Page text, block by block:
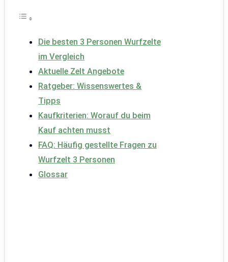
Die besten 3 Personen Wurfzelte
im Vergleich
Aktuelle Zelt Angebote
Ratgeber: Wissenswertes &
Tipps
Kaufkriterien: Worauf du beim
Kauf achten musst
FAQ: Häufig gestellte Fragen zu
Wurfzelt 3 Personen
Glossar